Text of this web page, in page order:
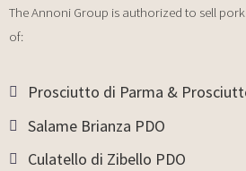
The Annoni Group is authorized to sell
of:
Prosciutto di Parma &
Salame Brianza PDO
Culatello di Zibello PDO